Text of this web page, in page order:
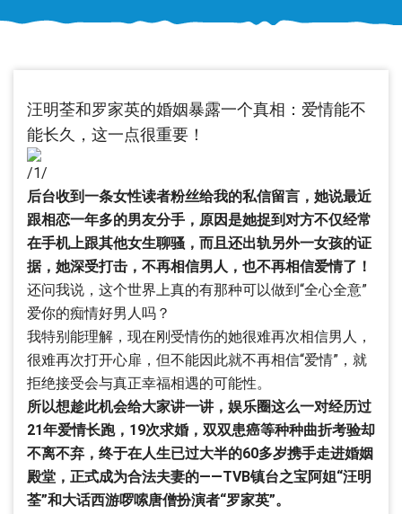
汪明荃和罗家英的婚姻暴露一个真相：爱情能不
能长久，这一点很重要！
/1/
后台收到一条女性读者粉丝给我的私信留言，她说最近
跟相恋一年多的男友分手，原因是她捉到对方不仅经常
在手机上跟其他女生聊骚，而且还出轨另外一女孩的证
据，她深受打击，不再相信男人，也不再相信爱情了！
还问我说，这个世界上真的有那种可以做到“全心全意”
爱你的痴情好男人吗？
我特别能理解，现在刚受情伤的她很难再次相信男人，
很难再次打开心扉，但不能因此就不再相信“爱情”，就
拒绝接受会与真正幸福相遇的可能性。
所以想趁此机会给大家讲一讲，娱乐圈这么一对经历过
21年爱情长跑，19次求婚，双双患癌等种种曲折考验却
不离不弃，终于在人生已过大半的60多岁携手走进婚姻
殿堂，正式成为合法夫妻的——TVB镇台之宝阿姐“汪明
荃”和大话西游啰嗦唐僧扮演者“罗家英”。